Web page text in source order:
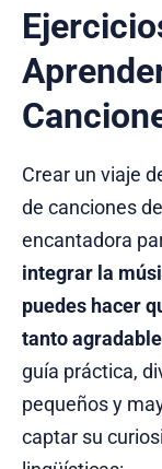
Crear un viaje
de canciones
encantadora
integrar la
puedes hacer
tanto
guía práctica,
pequeños y
captar su